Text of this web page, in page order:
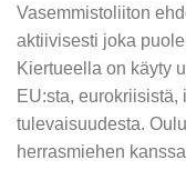
Vasemmistoliiton
aktiivisesti joka
Kiertueella on käyty
EU:sta,
tulevaisuudesta.
herrasmiehen